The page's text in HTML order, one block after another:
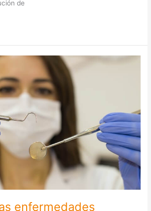
de
enfermedades